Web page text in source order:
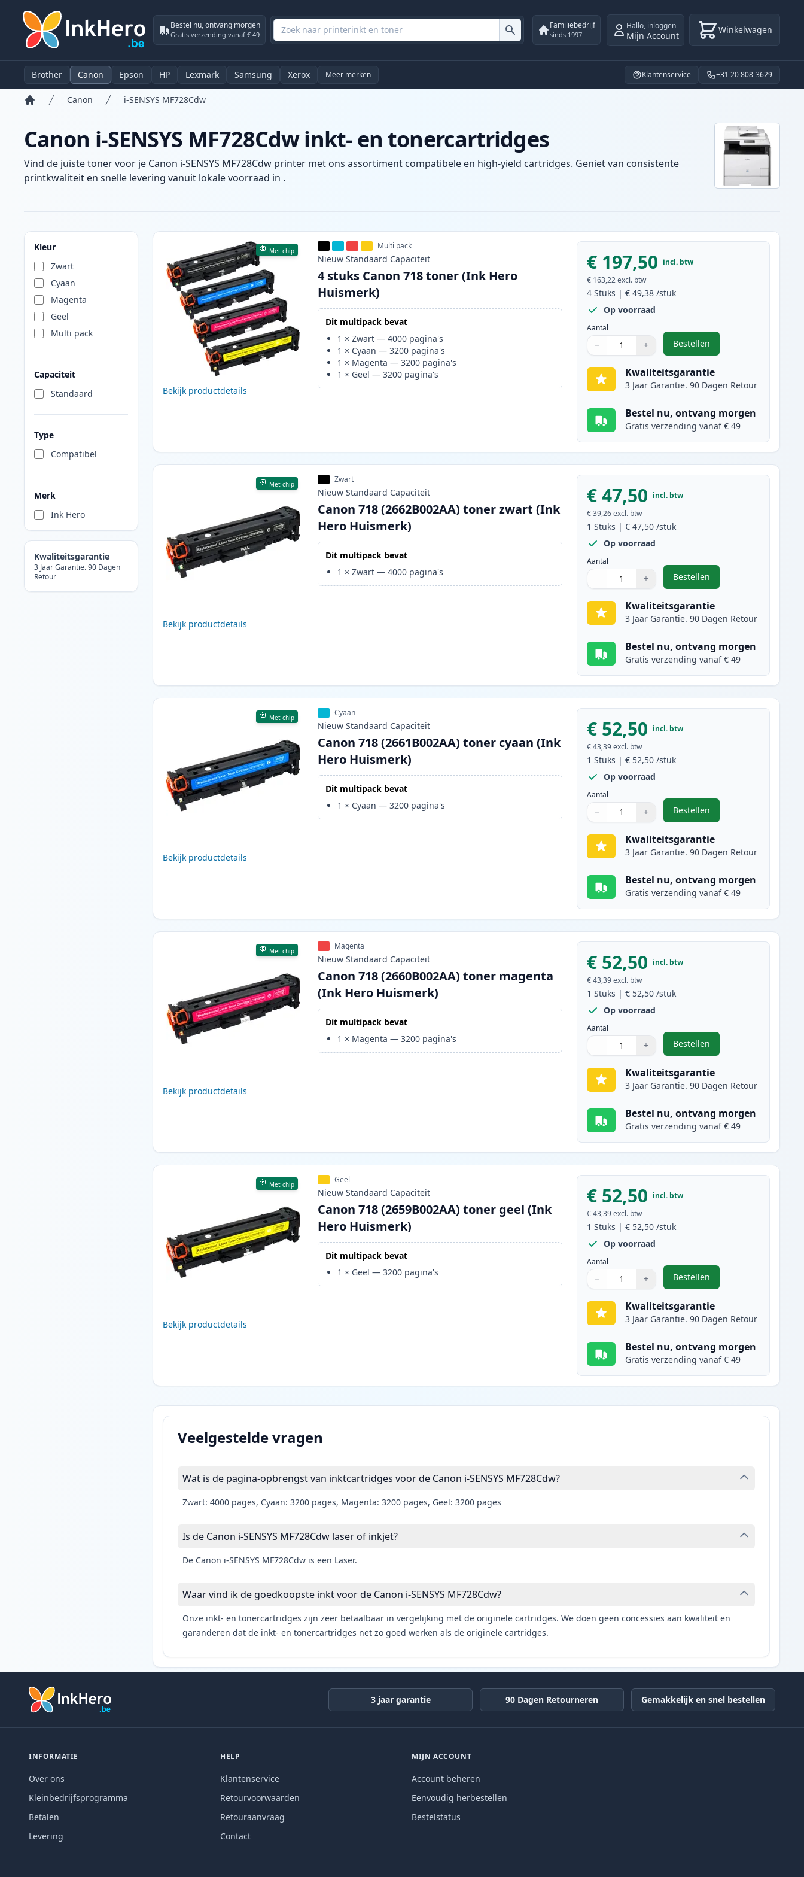
Bestel nu, ontvang morgen
Gratis verzending vanaf € 49
Familiebedrijf
sinds 1997
Hallo, inloggen
Mijn Account Winkelwagen
Brother Canon Epson HP Lexmark Samsung Xerox Meer merken Klantenservice +31 20 808-3629
Canon i-SENSYS MF728Cdw
Canon i-SENSYS MF728Cdw inkt- en tonercartridges
Vind de juiste toner voor je Canon i-SENSYS MF728Cdw printer met ons assortiment compatibele en high-yield cartridges. Geniet van consistente
printkwaliteit en snelle levering vanuit lokale voorraad in .
Kleur
Zwart
Cyaan
Magenta
Geel
Multi pack
Capaciteit
Standaard
Type
Compatibel
Merk
Ink Hero
Kwaliteitsgarantie
3 Jaar Garantie. 90 Dagen
Retour
Producten
Met chip
Bekijk productdetails
Multi pack
Nieuw Standaard Capaciteit
4 stuks Canon 718 toner (Ink Hero
Huismerk)
Dit multipack bevat
1 ×Zwart —4000 pagina's
1 × Cyaan —3200 pagina's
1 × Magenta —3200 pagina's
1 × Geel —3200 pagina's
€ 197,50 incl. btw
€ 163,22 excl. btw
4 Stuks |€ 49,38 /stuk
Op voorraad
Aantal
Aantal
Gebruik de knoppen om aan te passen
− +
Aantal 1
Bestellen
,4 stuks Canon 718 toner
Kwaliteitsgarantie
3 Jaar Garantie. 90 Dagen Retour
Bestel nu, ontvang morgen
Gratis verzending vanaf € 49
Met chip
Bekijk productdetails
Zwart
Nieuw Standaard Capaciteit
Canon 718 (2662B002AA) toner zwart (Ink
Hero Huismerk)
Dit multipack bevat
1 ×Zwart —4000 pagina's
€ 47,50 incl. btw
€ 39,26 excl. btw
1 Stuks |€ 47,50 /stuk
Op voorraad
Aantal
Aantal
Gebruik de knoppen om aan te passen
− +
Aantal 1
Bestellen
,Canon 718 (2662B002AA)
Kwaliteitsgarantie
3 Jaar Garantie. 90 Dagen Retour
Bestel nu, ontvang morgen
Gratis verzending vanaf € 49
Met chip
Bekijk productdetails
Cyaan
Nieuw Standaard Capaciteit
Canon 718 (2661B002AA) toner cyaan (Ink
Hero Huismerk)
Dit multipack bevat
1 × Cyaan —3200 pagina's
€ 52,50 incl. btw
€ 43,39 excl. btw
1 Stuks |€ 52,50 /stuk
Op voorraad
Aantal
Aantal
Gebruik de knoppen om aan te passen
− +
Aantal 1
Bestellen
,Canon 718 (2661B002AA)
Kwaliteitsgarantie
3 Jaar Garantie. 90 Dagen Retour
Bestel nu, ontvang morgen
Gratis verzending vanaf € 49
Met chip
Bekijk productdetails
Magenta
Nieuw Standaard Capaciteit
Canon 718 (2660B002AA) toner magenta
(Ink Hero Huismerk)
Dit multipack bevat
1 × Magenta —3200 pagina's
€ 52,50 incl. btw
€ 43,39 excl. btw
1 Stuks |€ 52,50 /stuk
Op voorraad
Aantal
Aantal
Gebruik de knoppen om aan te passen
− +
Aantal 1
Bestellen
,Canon 718 (2660B002AA)
Kwaliteitsgarantie
3 Jaar Garantie. 90 Dagen Retour
Bestel nu, ontvang morgen
Gratis verzending vanaf € 49
Met chip
Bekijk productdetails
Geel
Nieuw Standaard Capaciteit
Canon 718 (2659B002AA) toner geel (Ink
Hero Huismerk)
Dit multipack bevat
1 × Geel —3200 pagina's
€ 52,50 incl. btw
€ 43,39 excl. btw
1 Stuks |€ 52,50 /stuk
Op voorraad
Aantal
Aantal
Gebruik de knoppen om aan te passen
− +
Aantal 1
Bestellen
,Canon 718 (2659B002AA)
Kwaliteitsgarantie
3 Jaar Garantie. 90 Dagen Retour
Bestel nu, ontvang morgen
Gratis verzending vanaf € 49
Veelgestelde vragen
Wat is de pagina-opbrengst van inktcartridges voor de Canon i-SENSYS MF728Cdw?
Zwart: 4000 pages, Cyaan: 3200 pages, Magenta: 3200 pages, Geel: 3200 pages
Is de Canon i-SENSYS MF728Cdw laser of inkjet?
De Canon i-SENSYS MF728Cdw is een Laser.
Waar vind ik de goedkoopste inkt voor de Canon i-SENSYS MF728Cdw?
Onze inkt- en tonercartridges zijn zeer betaalbaar in vergelijking met de originele cartridges. We doen geen concessies aan kwaliteit en
garanderen dat de inkt- en tonercartridges net zo goed werken als de originele cartridges.
3 jaar garantie 90 Dagen Retourneren Gemakkelijk en snel bestellen
INFORMATIE
Over ons
Kleinbedrijfsprogramma
Betalen
Levering
HELP
Klantenservice
Retourvoorwaarden
Retouraanvraag
Contact
MIJN ACCOUNT
Account beheren
Eenvoudig herbestellen
Bestelstatus